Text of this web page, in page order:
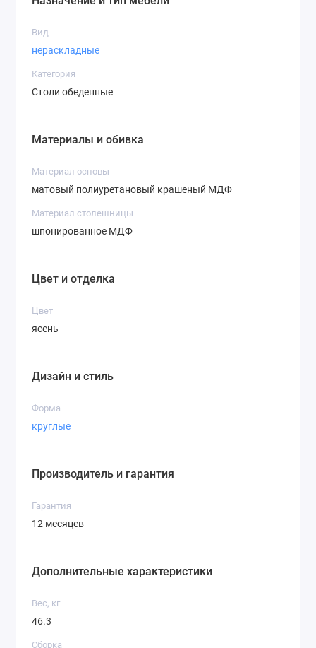
Вид
нераскладные
Категория
Столи обеденные
Материалы и обивка
Материал основы
матовый полиуретановый крашеный МДФ
Материал столешницы
шпонированное МДФ
Цвет и отделка
Цвет
ясень
Дизайн и стиль
Форма
круглые
Производитель и гарантия
Гарантия
12 месяцев
Дополнительные характеристики
Вес, кг
46.3
Сборка